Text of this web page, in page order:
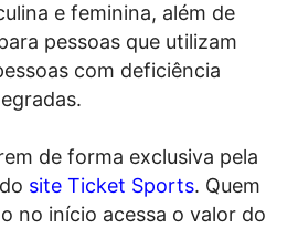
e feminina, além de
pessoas que utilizam
com deficiência
de forma exclusiva pela
site Ticket Sports. Quem
no início acessa o valor do